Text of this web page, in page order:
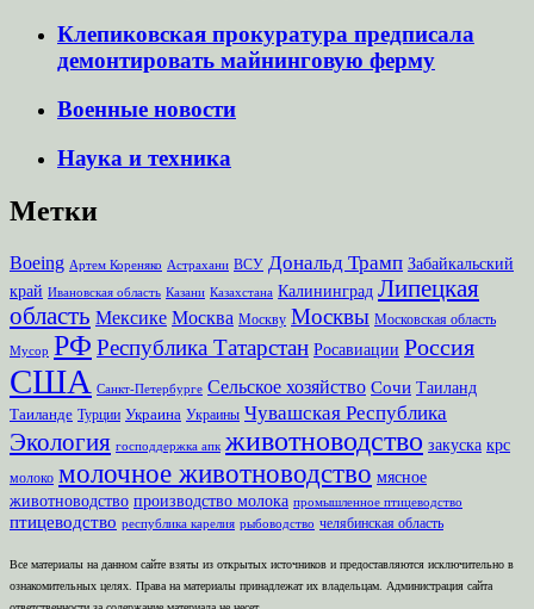
Клепиковская прокуратура предписала
демонтировать майнинговую ферму
Военные новости
Наука и техника
Метки
Boeing Артем Кореняко Астрахани ВСУ Дональд Трамп Забайкальский
край Ивановская область Казани Казахстана Калининград Липецкая
область Мексике Москва Москву Москвы Московская область
Мусор РФ Республика Татарстан Росавиации Россия
США Санкт-Петербурге Сельское хозяйство Сочи Таиланд
Таиланде Турции Украина Украины Чувашская Республика
Экология господдержка апк животноводство закуска крс
молоко молочное животноводство мясное
животноводство производство молока промышленное птицеводство
птицеводство республика карелия рыбоводство челябинская область
Все материалы на данном сайте взяты из открытых источников и предоставляются исключительно в
ознакомительных целях. Права на материалы принадлежат их владельцам. Администрация сайта